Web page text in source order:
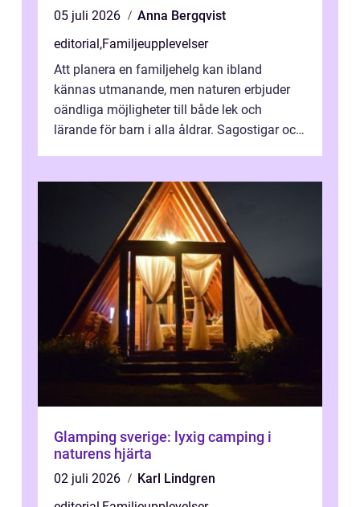
05 juli 2026
Anna Bergqvist
editorial,Familjeupplevelser
Att planera en familjehelg kan ibland
kännas utmanande, men naturen erbjuder
oändliga möjligheter till både lek och
lärande för barn i alla åldrar. Sagostigar och
Glamping sverige: lyxig camping i
naturens hjärta
02 juli 2026
Karl Lindgren